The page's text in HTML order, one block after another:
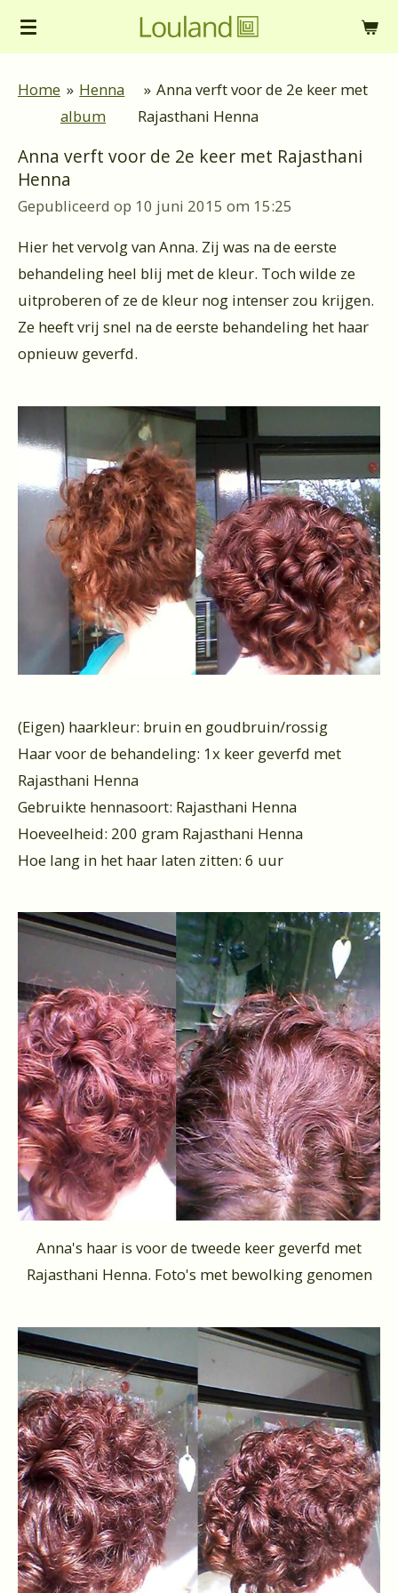
Ga
de
hoofdinhoud
Home » Henna
album
» Anna verft voor de 2e keer met
Rajasthani Henna
Anna verft voor de 2e keer met Rajasthani
Henna
Gepubliceerd op 10 juni 2015 om 15:25
Hier het vervolg van Anna. Zij was na de eerste
behandeling heel blij met de kleur. Toch wilde ze
uitproberen of ze de kleur nog intenser zou krijgen.
Ze heeft vrij snel na de eerste behandeling het haar
opnieuw geverfd.
(Eigen) haarkleur: bruin en goudbruin/rossig
Haar voor de behandeling: 1x keer geverfd met
Rajasthani Henna
Gebruikte hennasoort: Rajasthani Henna
Hoeveelheid: 200 gram Rajasthani Henna
Hoe lang in het haar laten zitten: 6 uur
Anna's haar is voor de tweede keer geverfd met
Rajasthani Henna. Foto's met bewolking genomen